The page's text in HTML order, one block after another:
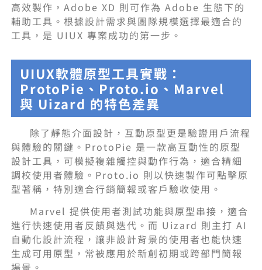
高效製作，Adobe XD 則可作為 Adobe 生態下的
輔助工具。根據設計需求與團隊規模選擇最適合的
工具，是 UIUX 專案成功的第一步。
UIUX軟體原型工具實戰：
ProtoPie、Proto.io、Marvel
與 Uizard 的特色差異
除了靜態介面設計，互動原型更是驗證用戶流程
與體驗的關鍵。ProtoPie 是一款高互動性的原型
設計工具，可模擬複雜觸控與動作行為，適合精細
調校使用者體驗。Proto.io 則以快速製作可點擊原
型著稱，特別適合行銷簡報或客戶驗收使用。
Marvel 提供使用者測試功能與原型串接，適合
進行快速使用者反饋與迭代。而 Uizard 則主打 AI
自動化設計流程，讓非設計背景的使用者也能快速
生成可用原型，常被應用於新創初期或跨部門簡報